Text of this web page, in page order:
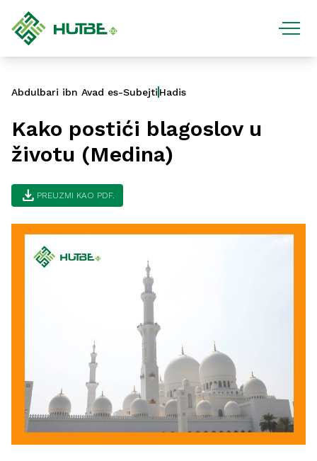
Abdulbari ibn Avad es-Subejti Hadis
Kako postići blagoslov u
životu (Medina)
download PREUZMI KAO PDF.